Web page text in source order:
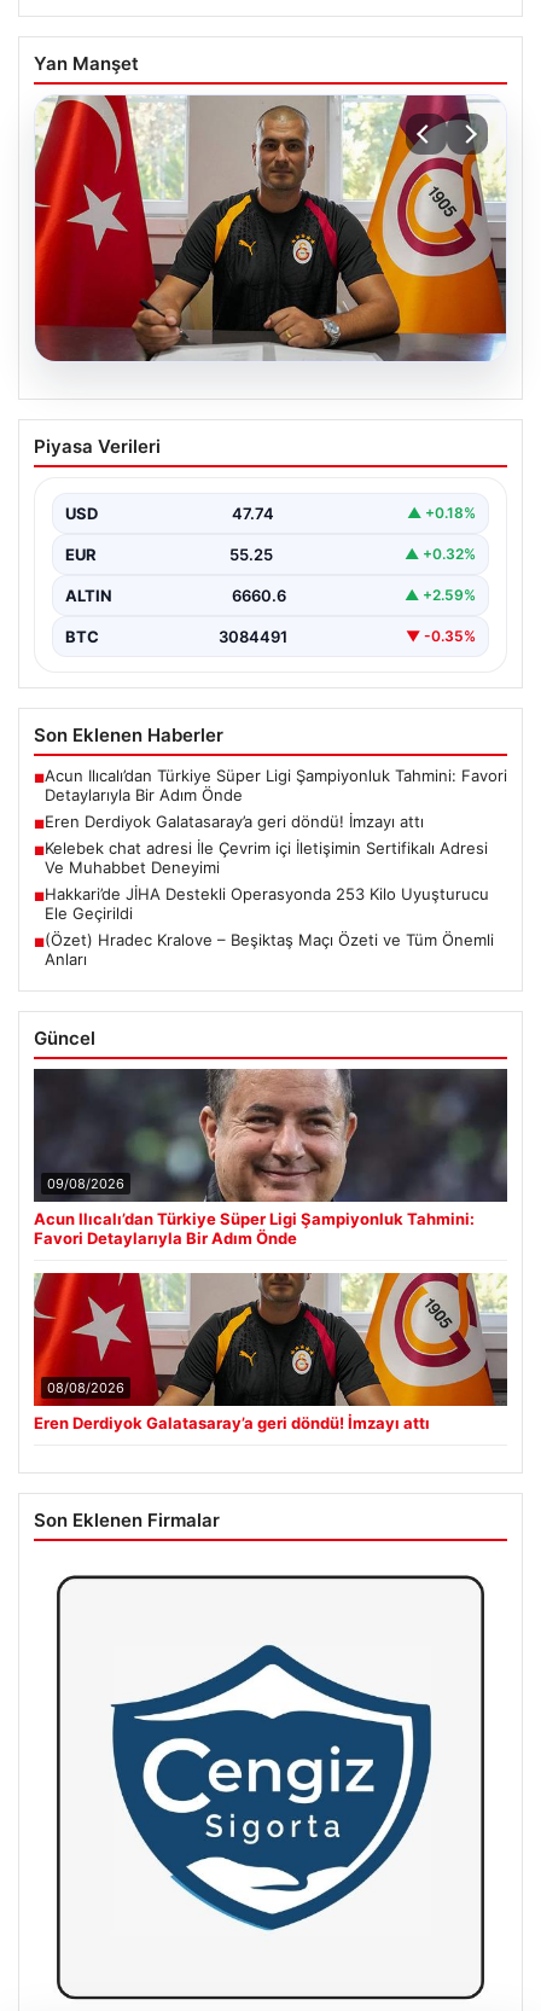
Yan Manşet
Eren Derdiyok Galatasaray’a geri
döndü! İmzayı attı
Piyasa Verileri
USD 47.74 ▲ +0.18%
EUR 55.25 ▲ +0.32%
ALTIN 6660.6 ▲ +2.59%
BTC 3084491 ▼ -0.35%
Son Eklenen Haberler
■Acun Ilıcalı’dan Türkiye Süper Ligi Şampiyonluk Tahmini: Favori
Detaylarıyla Bir Adım Önde
■Eren Derdiyok Galatasaray’a geri döndü! İmzayı attı
■Kelebek chat adresi İle Çevrim içi İletişimin Sertifikalı Adresi
Ve Muhabbet Deneyimi
■Hakkari’de JİHA Destekli Operasyonda 253 Kilo Uyuşturucu
Ele Geçirildi
■(Özet) Hradec Kralove – Beşiktaş Maçı Özeti ve Tüm Önemli
Anları
Güncel
09/08/2026
Acun Ilıcalı’dan Türkiye Süper Ligi Şampiyonluk Tahmini:
Favori Detaylarıyla Bir Adım Önde
08/08/2026
Eren Derdiyok Galatasaray’a geri döndü! İmzayı attı
Son Eklenen Firmalar